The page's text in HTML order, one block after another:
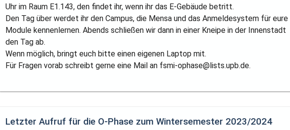
Uhr im Raum E1.143, den findet ihr, wenn ihr das E-Gebäude betritt.
Den Tag über werdet ihr den Campus, die Mensa und das Anmeldesystem für eure
Module kennenlernen. Abends schließen wir dann in einer Kneipe in der Innenstadt
den Tag ab.
Wenn möglich, bringt euch bitte einen eigenen Laptop mit.
Für Fragen vorab schreibt gerne eine Mail an fsmi-ophase@lists.upb.de.
Letzter Aufruf für die O-Phase zum Wintersemester 2023/2024